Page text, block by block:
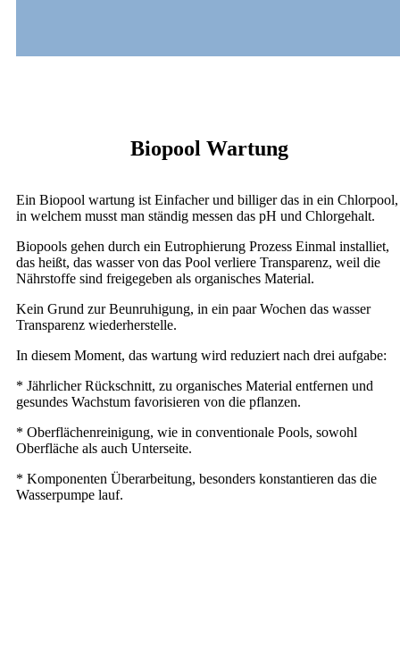
Biopool Wartung
Ein Biopool wartung ist Einfacher und billiger das in ein Chlorpool,
in welchem musst man ständig messen das pH und Chlorgehalt.
Biopools gehen durch ein Eutrophierung Prozess Einmal installiet,
das heißt, das wasser von das Pool verliere Transparenz, weil die
Nährstoffe sind freigegeben als organisches Material.
Kein Grund zur Beunruhigung, in ein paar Wochen das wasser
Transparenz wiederherstelle.
In diesem Moment, das wartung wird reduziert nach drei aufgabe:
* Jährlicher Rückschnitt, zu organisches Material entfernen und
gesundes Wachstum favorisieren von die pflanzen.
* Oberflächenreinigung, wie in conventionale Pools, sowohl
Oberfläche als auch Unterseite.
* Komponenten Überarbeitung, besonders konstantieren das die
Wasserpumpe lauf.